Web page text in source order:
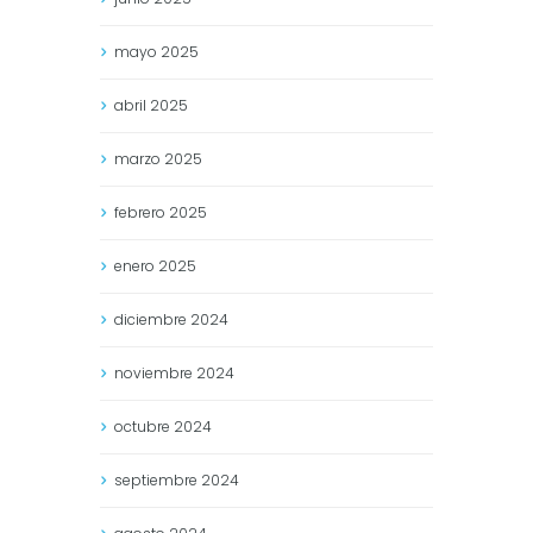
mayo 2025
abril 2025
marzo 2025
febrero 2025
enero 2025
diciembre 2024
noviembre 2024
octubre 2024
septiembre 2024